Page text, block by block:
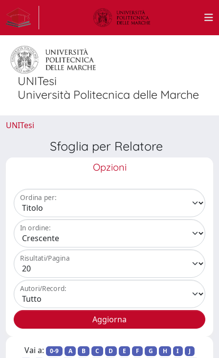
UNITesi
Università Politecnica delle Marche
UNITesi
Sfoglia per Relatore
Opzioni
Ordina per:
In ordine:
Risultati/Pagina
Autori/Record:
Vai a: 0-9 A B C D E F G H I
J